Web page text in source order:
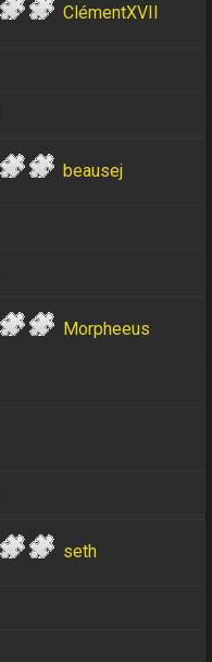
ClémentXVII
beausej
Morpheeus
seth